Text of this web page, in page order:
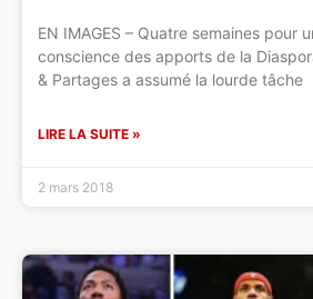
EN IMAGES – Quatre semaines pour
conscience des apports de la
& Partages a assumé la lourde tâche
LIRE LA SUITE »
2 mars 2018